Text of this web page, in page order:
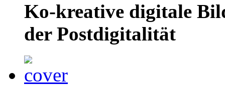
Ko-kreative digitale
der Postdigitalität